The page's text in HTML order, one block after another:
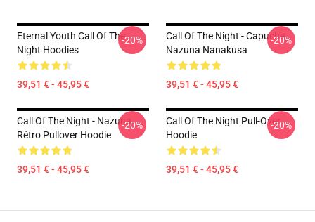
Eternal Youth Call Of The
Night Hoodies
39,51 € - 45,95 €
-20%
Call Of The Night - Capuche
Nazuna Nanakusa
39,51 € - 45,95 €
-20%
Call Of The Night - Nazuna
Rétro Pullover Hoodie
39,51 € - 45,95 €
-20%
Call Of The Night Pull-Over
Hoodie
39,51 € - 45,95 €
-20%